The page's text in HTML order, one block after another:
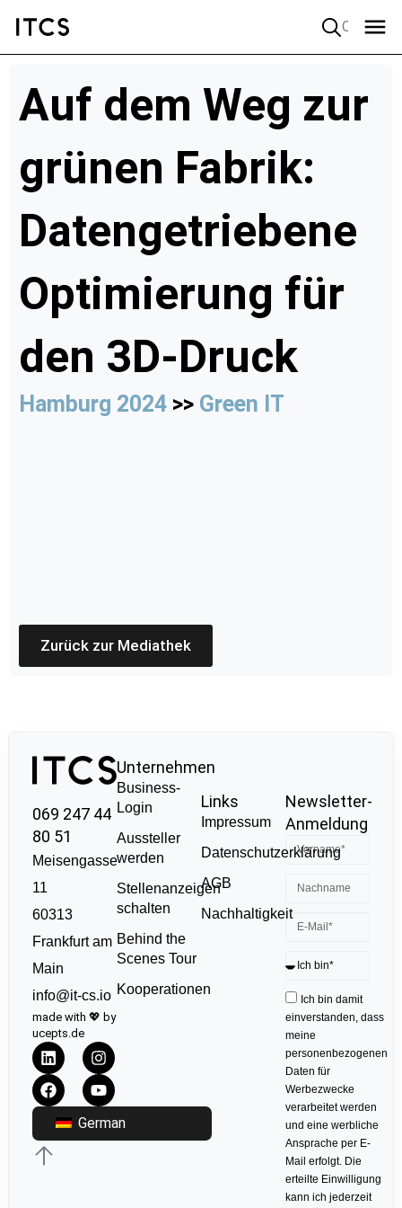
Auf dem Weg zur
grünen Fabrik:
Datengetriebene
Optimierung für
den 3D-Druck
Hamburg 2024 >> Green IT
Zurück zur Mediathek
069 247 44
80 51
Meisengasse
11
60313
Frankfurt am
Main
info@it-cs.io
made with 💖 by
ucepts.de
German
Unternehmen
Business-
Login
Aussteller
werden
Stellenanzeigen
schalten
Behind the
Scenes Tour
Kooperationen
Links
Impressum
Datenschutzerklärung
AGB
Nachhaltigkeit
Newsletter-
Anmeldung
Ich bin damit
einverstanden, dass
meine
personenbezogenen
Daten für
Werbezwecke
verarbeitet werden
und eine werbliche
Ansprache per E-
Mail erfolgt. Die
erteilte Einwilligung
kann ich jederzeit